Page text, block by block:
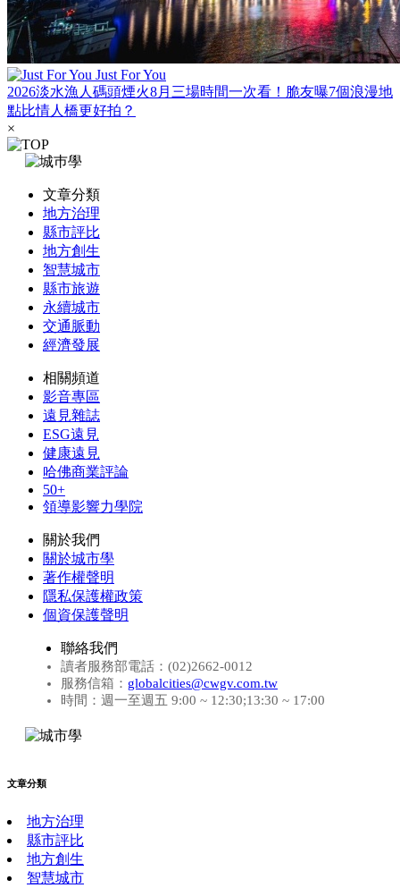
Just For You
2026淡水漁人碼頭煙火8月三場時間一次看！脆友曝7個浪漫地
點比情人橋更好拍？
×
文章分類
地方治理
縣市評比
地方創生
智慧城市
縣市旅遊
永續城市
交通脈動
經濟發展
相關頻道
影音專區
遠見雜誌
ESG遠見
健康遠見
哈佛商業評論
50+
領導影響力學院
關於我們
關於城市學
著作權聲明
隱私保護權政策
個資保護聲明
聯絡我們
讀者服務部電話：(02)2662-0012
服務信箱： globalcities@cwgv.com.tw
時間：週一至週五 9:00 ~ 12:30;13:30 ~ 17:00
文章分類
地方治理
縣市評比
地方創生
智慧城市